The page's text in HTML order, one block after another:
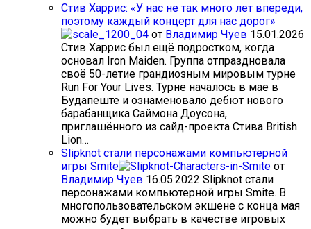
Стив Харрис: «У нас не так много лет впереди,
поэтому каждый концерт для нас дорог»
от Владимир Чуев 15.01.2026
Стив Харрис был ещё подростком, когда
основал Iron Maiden. Группа отпраздновала
своё 50-летие грандиозным мировым турне
Run For Your Lives. Турне началось в мае в
Будапеште и ознаменовало дебют нового
барабанщика Саймона Доусона,
приглашённого из сайд-проекта Стива British
Lion…
Slipknot стали персонажами компьютерной
игры Smite
от
Владимир Чуев 16.05.2022 Slipknot стали
персонажами компьютерной игры Smite. В
многопользовательском экшене с конца мая
можно будет выбрать в качестве игровых